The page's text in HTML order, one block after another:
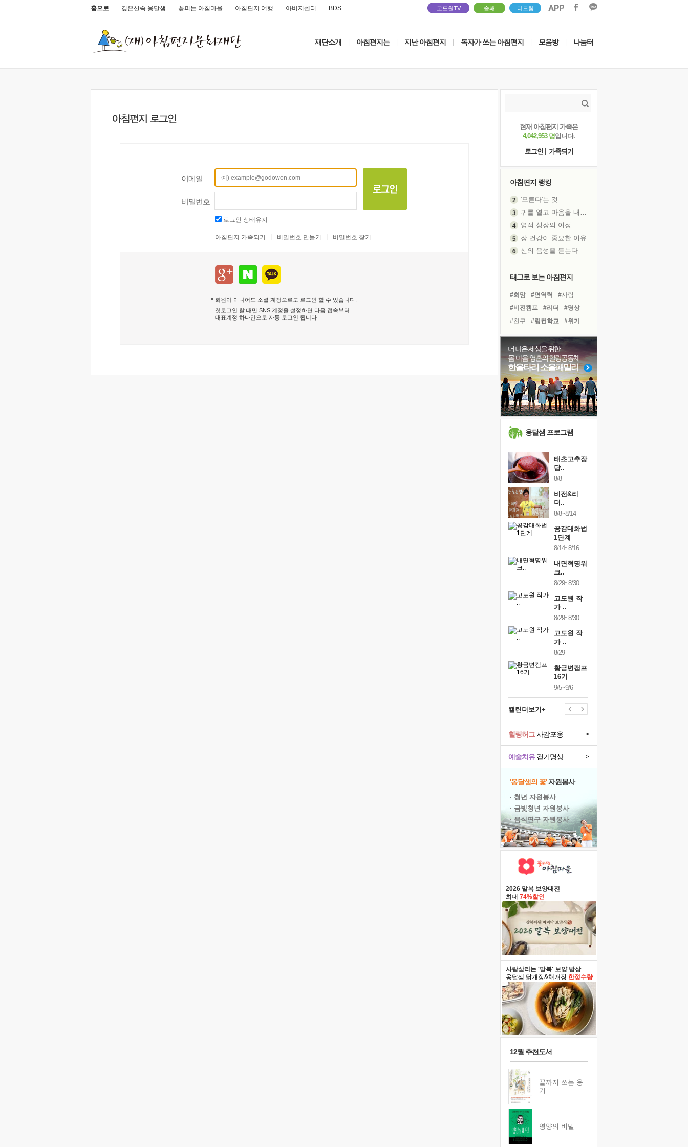
홈으로 깊은산속 옹달샘 꽃피는 아침마을 아침편지 여행 아버지센터 BDS 고도원TV 솔패 더드림
재단소개 아침편지는 지난 아침편지 독자가 쓰는 아침편지 모음방 나눔터
이메일
비밀번호
로그인 상태유지
아침편지 가족되기 비밀번호 만들기 비밀번호 찾기
회원이 아니어도 소셜 계정으로도 로그인 할 수 있습니다.
첫로그인 할 때만 SNS 계정을 설정하면 다음 접속부터
대표계정 하나만으로 자동 로그인 됩니다
현재 아침편지 가족은
4,042,953 명입니다.
로그인
가족되기
아침편지 랭킹
'모른다'는 것
영적 성장의 여정
장 건강이 중요한 이유
신의 음성을 듣는다
극과 극의 양 끝단
처음 손을 잡았던 날
꿈이 실제가 되는 것
'말 타는 법'을 먼저
아픈 아버지를 위한 공간 설계
졸업식 사진을 보며
극심한 변비, 어깨결림, 수면 장애
보고 싶은 어머니
마음이 멈춰 버린 곳
유년 시절의 부산 영도 바다
못된 꼰대들
'모른다'는 것
태그로 보는 아침편지
#희망 #면역력
#사람
#비전캠프
#리더
#명상
#친구
#링컨학교
#위기
#도움
#극복
#독서캠프
#선택
#유튜브
#나눔
#아이들
#삶
#힐링
#계획
#독서 #바이러스
더 나은 세상을 위한
몸·마음·영혼의 힐링공동체
한울타리 소울패밀리
옹달샘 프로그램
태초고추장
담..
8/8
비전&리
더..
8/8~8/14
공감대화법
1단계
8/14~8/16
내면혁명워
크..
8/29~8/30
고도원 작
가 ..
8/29~8/30
고도원 작
가 ..
8/29
황금변캠프
16기
9/5~9/6
캘린더보기+
예술치유걷기명상 >
힐링허그사감포옹 >
'옹달샘의 꽃'자원봉사
· 청년 자원봉사
· 금빛청년 자원봉사
· 음식연구 자원봉사
2026 말복 보양대전
최대 74%할인
사람살리는 '말복' 보양 밥상
옹달샘 닭개장&채개장 한정수량
12월 추천도서
끝까지 쓰는 용
기
영양의 비밀